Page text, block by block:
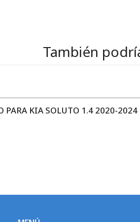
También
PARA KIA SOLUTO 1.4 2020-2024